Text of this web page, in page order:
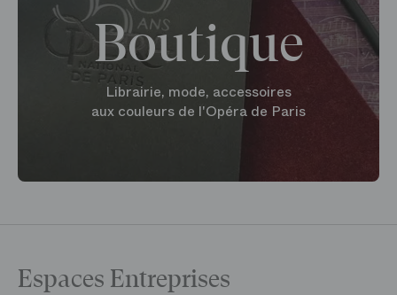
Boutique
Librairie, mode, accessoires
aux couleurs de l'Opéra de Paris
Espaces Entreprises